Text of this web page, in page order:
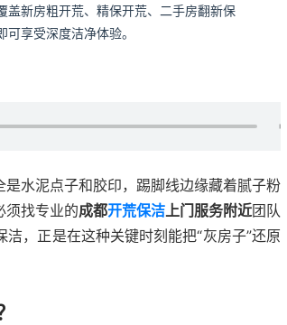
盖新房粗开荒、精保开荒、二手房翻新保
享受深度洁净体验。
水泥点子和胶印，踢脚线边缘藏着腻子粉
须找专业的成都开荒保洁上门服务附近团队
，正是在这种关键时刻能把“灰房子”还原